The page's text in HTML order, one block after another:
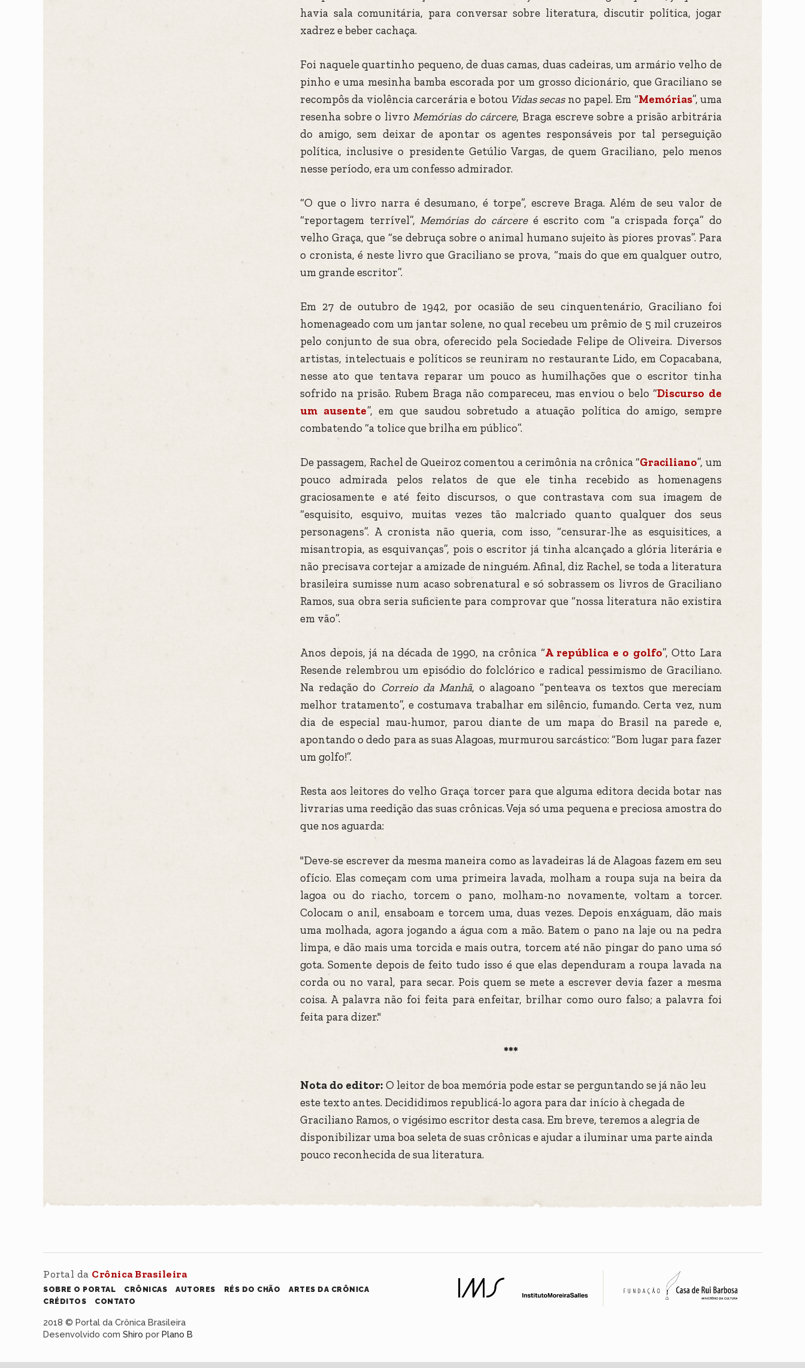
havia sala comunitária, para conversar sobre literatura, discutir política, jogar
xadrez e beber cachaça.
Foi naquele quartinho pequeno, de duas camas, duas cadeiras, um armário velho de
pinho e uma mesinha bamba escorada por um grosso dicionário, que Graciliano se
recompôs da violência carcerária e botou Vidas secasno papel. Em “Memórias”, uma
resenha sobre o livro Memórias do cárcere, Braga escreve sobre a prisão arbitrária
do amigo, sem deixar de apontar os agentes responsáveis por tal perseguição
política, inclusive o presidente Getúlio Vargas, de quem Graciliano, pelo menos
nesse período, era um confesso admirador.
“O que o livro narra é desumano, é torpe”, escreve Braga. Além de seu valor de
“reportagem terrível”, Memórias do cárcereé escrito com “a crispada força” do
velho Graça, que “se debruça sobre o animal humano sujeito às piores provas”. Para
o cronista, é neste livro que Graciliano se prova, “mais do que em qualquer outro,
um grande escritor”.
Em 27 de outubro de 1942, por ocasião de seu cinquentenário, Graciliano foi
homenageado com um jantar solene, no qual recebeu um prêmio de 5 mil cruzeiros
pelo conjunto de sua obra, oferecido pela Sociedade Felipe de Oliveira. Diversos
artistas, intelectuais e políticos se reuniram no restaurante Lido, em Copacabana,
nesse ato que tentava reparar um pouco as humilhações que o escritor tinha
sofrido na prisão. Rubem Braga não compareceu, mas enviou o belo “Discurso de
um ausente”, em que saudou sobretudo a atuação política do amigo, sempre
combatendo “a tolice que brilha em público”.
De passagem, Rachel de Queiroz comentou a cerimônia na crônica “Graciliano”, um
pouco admirada pelos relatos de que ele tinha recebido as homenagens
graciosamente e até feito discursos, o que contrastava com sua imagem de
“esquisito, esquivo, muitas vezes tão malcriado quanto qualquer dos seus
personagens”. A cronista não queria, com isso, “censurar-lhe as esquisitices, a
misantropia, as esquivanças”, pois o escritor já tinha alcançado a glória literária e
não precisava cortejar a amizade de ninguém. Afinal, diz Rachel, se toda a literatura
brasileira sumisse num acaso sobrenatural e só sobrassem os livros de Graciliano
Ramos, sua obra seria suficiente para comprovar que “nossa literatura não existira
em vão”.
Anos depois, já na década de 1990, na crônica “A república e o golfo”, Otto Lara
Resende relembrou um episódio do folclórico e radical pessimismo de Graciliano.
Na redação do Correio da Manhã, o alagoano “penteava os textos que mereciam
melhor tratamento”, e costumava trabalhar em silêncio, fumando. Certa vez, num
dia de especial mau-humor, parou diante de um mapa do Brasil na parede e,
apontando o dedo para as suas Alagoas, murmurou sarcástico: “Bom lugar para fazer
um golfo!”.
Resta aos leitores do velho Graça torcer para que alguma editora decida botar nas
livrarias uma reedição das suas crônicas. Veja só uma pequena e preciosa amostra do
que nos aguarda:
"Deve-se escrever da mesma maneira como as lavadeiras lá de Alagoas fazem em seu
ofício. Elas começam com uma primeira lavada, molham a roupa suja na beira da
lagoa ou do riacho, torcem o pano, molham-no novamente, voltam a torcer.
Colocam o anil, ensaboam e torcem uma, duas vezes. Depois enxáguam, dão mais
uma molhada, agora jogando a água com a mão. Batem o pano na laje ou na pedra
limpa, e dão mais uma torcida e mais outra, torcem até não pingar do pano uma só
gota. Somente depois de feito tudo isso é que elas dependuram a roupa lavada na
corda ou no varal, para secar. Pois quem se mete a escrever devia fazer a mesma
coisa. A palavra não foi feita para enfeitar, brilhar como ouro falso; a palavra foi
feita para dizer."
***
Nota do editor:O leitor de boa memória pode estar se perguntando se já não leu
este texto antes. Decididimos republicá-lo agora para dar início à chegada de
Graciliano Ramos, o vigésimo escritor desta casa. Em breve, teremos a alegria de
disponibilizar uma boa seleta de suas crônicas e ajudar a iluminar uma parte ainda
pouco reconhecida de sua literatura.
Portal da Crônica Brasileira
SOBRE O PORTAL CRÔNICAS AUTORES RÉS DO CHÃO
ARTES DA CRÔNICA
CRÉDITOS
CONTATO
2018 © Portal da Crônica Brasileira
Desenvolvido com Shiro por Plano B